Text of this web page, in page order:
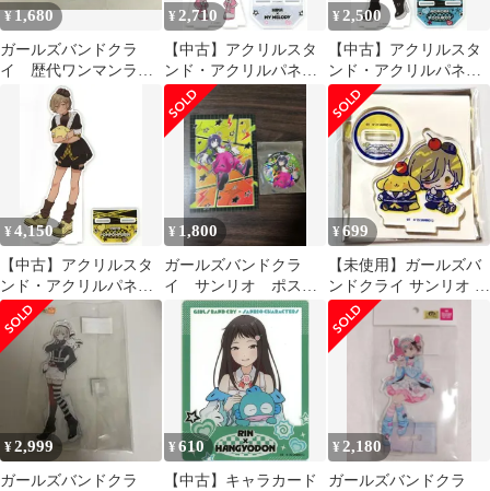
¥1,680
ガールズバンドクラ
イ 歴代ワンマンライ
ブビジュアル 海老塚
智 ルパ ガルクラ
¥ 2,710
【中古】アクリルスタ
ンド・アクリルパネル
06.ヒナ×マイメロディ
(コラボイラスト) BIG
アクリルスタンド 「ガ
ールズバンドクライ×サ
ンリオキャラクターズ
POP-UP SHOP」
¥ 2,500
【中古】アクリルスタ
ンド・アクリルパネル
02.河原木桃香×ポチャ
ッコ(コラボイラスト)
BIGアクリルスタンド
「ガールズバンドクラ
イ×サンリオキャラクタ
ーズ POP-UP SHOP」
¥4,150
【中古】アクリルスタ
ンド・アクリルパネル
05.ルパ×ポムポムプリ
ン(コラボイラスト)
BIGアクリルスタンド
「ガールズバンドクラ
イ×サンリオキャラクタ
ーズ POP-UP SHOP」
¥ 1,800
ガールズバンドクラ
イ サンリオ ポスト
カード 缶バッジ 安
和すばる ハローキテ
¥699
【未使用】ガールズバ
ンドクライ サンリオ ア
クスタ ルパ ポムポムプ
リン
¥2,999
ガールズバンドクラ
¥610
【中古】キャラカード
¥ 2,180
ガールズバンドクラ